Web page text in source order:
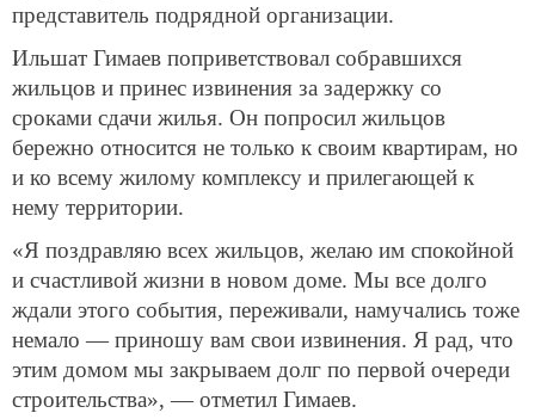
представитель подрядной организации.
Ильшат Гимаев поприветствовал собравшихся
жильцов и принес извинения за задержку со
сроками сдачи жилья. Он попросил жильцов
бережно относится не только к своим квартирам, но
и ко всему жилому комплексу и прилегающей к
нему территории.
«Я поздравляю всех жильцов, желаю им спокойной
и счастливой жизни в новом доме. Мы все долго
ждали этого события, переживали, намучались тоже
немало — приношу вам свои извинения. Я рад, что
этим домом мы закрываем долг по первой очереди
строительства», — отметил Гимаев.